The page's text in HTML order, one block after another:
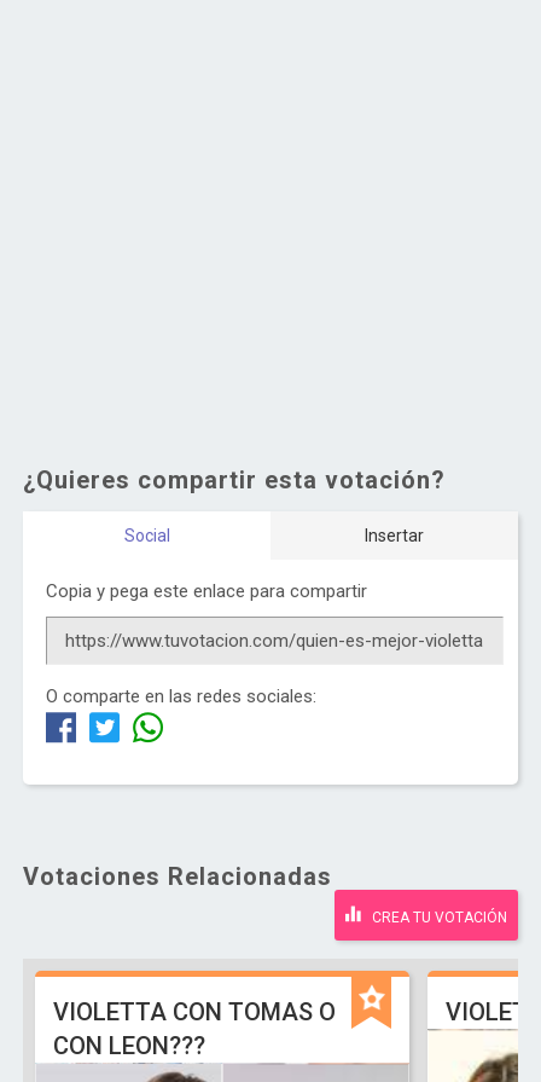
¿Quieres compartir esta votación?
Social Insertar
Copia y pega este enlace para compartir
O comparte en las redes sociales:
Votaciones Relacionadas
CREA TU VOTACIÓN
VIOLETTA CON TOMAS O
CON LEON???